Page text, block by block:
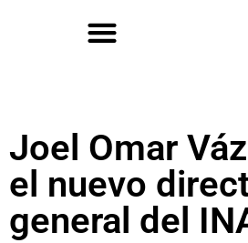
Joel Omar
el nuevo
general del